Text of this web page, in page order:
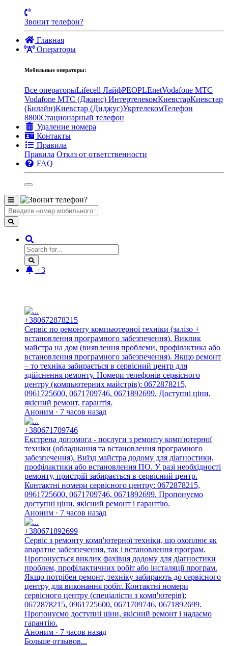
Звонит телефон?
Главная
Операторы
Мобильные операторы:
Все операторыLifecell ЛайфPEOPLEnetVodafone MTC
Vodafone МТС (Джинс) ИнтертелекомКиевстарКиевстар
(Билайн)Киевстар (Диджус)УкртелекомТелефон
8800Стационарный телефон
Удаление номера
Контакты
Правила
Правила Отказ от ответственности
FAQ
+3
+380672878215
Сервіс по ремонту компьютерної техніки (залізо +
встановлення програмного забезпечення). Виклик
майстра на дом (виявлення проблеми, профілактика або
встановлення програмного забезпечення). Якщо ремонт
– то техніка забирається в сервісний центр для
здійснення ремонту. Номери телефонів сервісного
центру (компьютерних майстрів): 0672878215,
0961725600, 0671709746, 0671892699. Доступні ціни,
якісний ремонт, гарантія.
Аноним · 7 часов назад
+380671709746
Екстрена допомога - послуги з ремонту комп'ютерної
техніки (обладнання та встановлення програмного
забезпечення). Виїзд майстра додому для діагностики,
профілактики або встановлення ПО. У разі необхідності
ремонту, пристрій забирається в сервісний центр.
Контактні номери сервісного центру: 0672878215,
0961725600, 0671709746, 0671892699. Пропонуємо
доступні ціни, якісний ремонт і гарантію.
Аноним · 7 часов назад
+380671892699
Сервіс з ремонту комп'ютерної техніки, що охоплює як
апаратне забезпечення, так і встановлення програм.
Пропонується виклик фахівця додому для діагностики
проблем, профілактичних робіт або інсталяції програм.
Якщо потрібен ремонт, техніку забирають до сервісного
центру для виконання робіт. Контактні номери
сервісного центру (спеціалісти з комп'ютерів):
0672878215, 0961725600, 0671709746, 0671892699.
Пропонуємо доступні ціни, якісний ремонт і надаємо
гарантію.
Аноним · 7 часов назад
Больше отзывов...